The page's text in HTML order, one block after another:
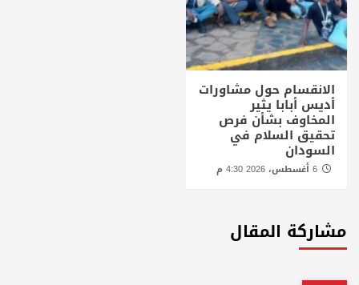
الانقسام حول مشاورات
أديس أبابا يثير
المخاوف بشأن فرص
تحقيق السلام في
السودان
مشاركة المقال